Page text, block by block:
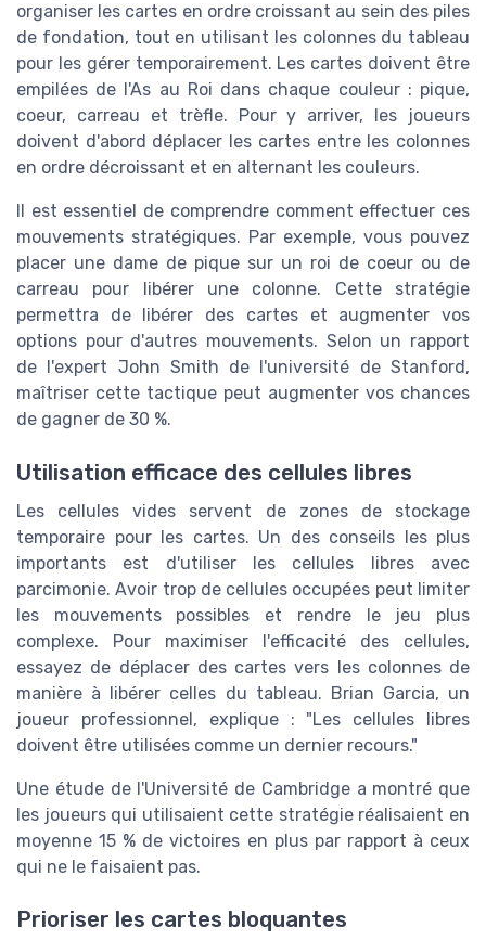
organiser les cartes en ordre croissant au sein des piles
de fondation, tout en utilisant les colonnes du tableau
pour les gérer temporairement. Les cartes doivent être
empilées de l'As au Roi dans chaque couleur : pique,
coeur, carreau et trèfle. Pour y arriver, les joueurs
doivent d'abord déplacer les cartes entre les colonnes
en ordre décroissant et en alternant les couleurs.
Il est essentiel de comprendre comment effectuer ces
mouvements stratégiques. Par exemple, vous pouvez
placer une dame de pique sur un roi de coeur ou de
carreau pour libérer une colonne. Cette stratégie
permettra de libérer des cartes et augmenter vos
options pour d'autres mouvements. Selon un rapport
de l'expert John Smith de l'université de Stanford,
maîtriser cette tactique peut augmenter vos chances
de gagner de 30 %.
Utilisation efficace des cellules libres
Les cellules vides servent de zones de stockage
temporaire pour les cartes. Un des conseils les plus
importants est d'utiliser les cellules libres avec
parcimonie. Avoir trop de cellules occupées peut limiter
les mouvements possibles et rendre le jeu plus
complexe. Pour maximiser l'efficacité des cellules,
essayez de déplacer des cartes vers les colonnes de
manière à libérer celles du tableau. Brian Garcia, un
joueur professionnel, explique : "Les cellules libres
doivent être utilisées comme un dernier recours."
Une étude de l'Université de Cambridge a montré que
les joueurs qui utilisaient cette stratégie réalisaient en
moyenne 15 % de victoires en plus par rapport à ceux
qui ne le faisaient pas.
Prioriser les cartes bloquantes